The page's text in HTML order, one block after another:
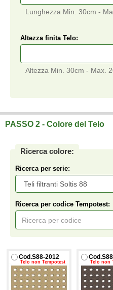
Lunghezza Min. 30cm -
Altezza finita Telo:
Altezza Min. 30cm - Max.
PASSO 2 - Colore del Telo
Ricerca colore:
Ricerca per serie:
Ricerca per codice Tempotest:
Cod.S88-2012
Telo non Tempotest Telo non